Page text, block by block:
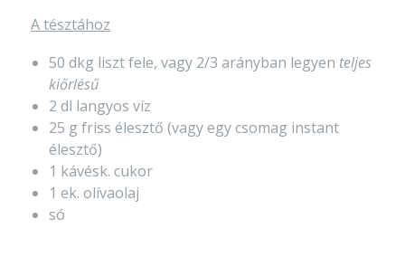
A tésztához
50 dkg liszt fele, vagy 2/3 arányban legyen teljes
kiőrlésű
2 dl langyos víz
25 g friss élesztő (vagy egy csomag instant
élesztő)
1 kávésk. cukor
1 ek. olívaolaj
só